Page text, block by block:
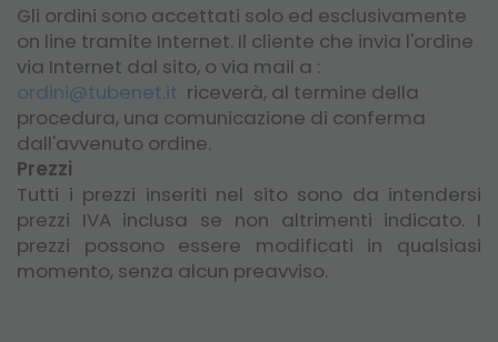
Gli ordini sono accettati solo ed esclusivamente
on line tramite Internet. Il cliente che invia l'ordine
via Internet dal sito, o via mail a :
ordini@tubenet.it riceverà, al termine della
procedura, una comunicazione di conferma
dall'avvenuto ordine.
Prezzi
Tutti i prezzi inseriti nel sito sono da intendersi
prezzi IVA inclusa se non altrimenti indicato. I
prezzi possono essere modificati in qualsiasi
momento, senza alcun preavviso.